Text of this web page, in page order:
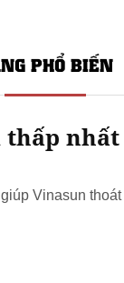
PHỔ BIẾN
nhất
Vinasun